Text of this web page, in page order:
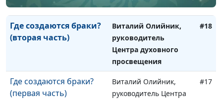
просвещения
Где создаются браки?
(вторая часть)
Виталий Олийник,
руководитель
Центра духовного
просвещения
#18
Где создаются браки?
(первая часть)
Виталий Олийник,
руководитель Центра
#17